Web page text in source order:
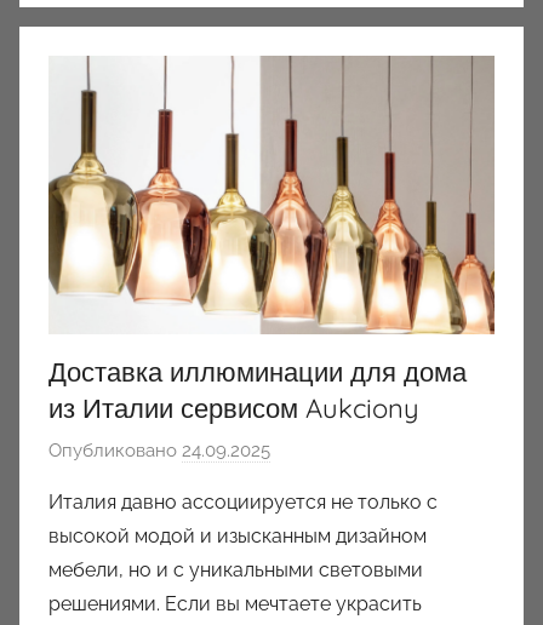
Доставка иллюминации для дома
из Италии сервисом Aukciony
Опубликовано 24.09.2025
т
о
р
о
Италия давно ассоциируется не только с
высокой модой и изысканным дизайном
мебели, но и с уникальными световыми
решениями. Если вы мечтаете украсить